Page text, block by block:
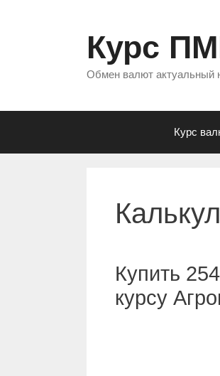
Курс
Обмен валют актуальный
Курс
Купить
курсу